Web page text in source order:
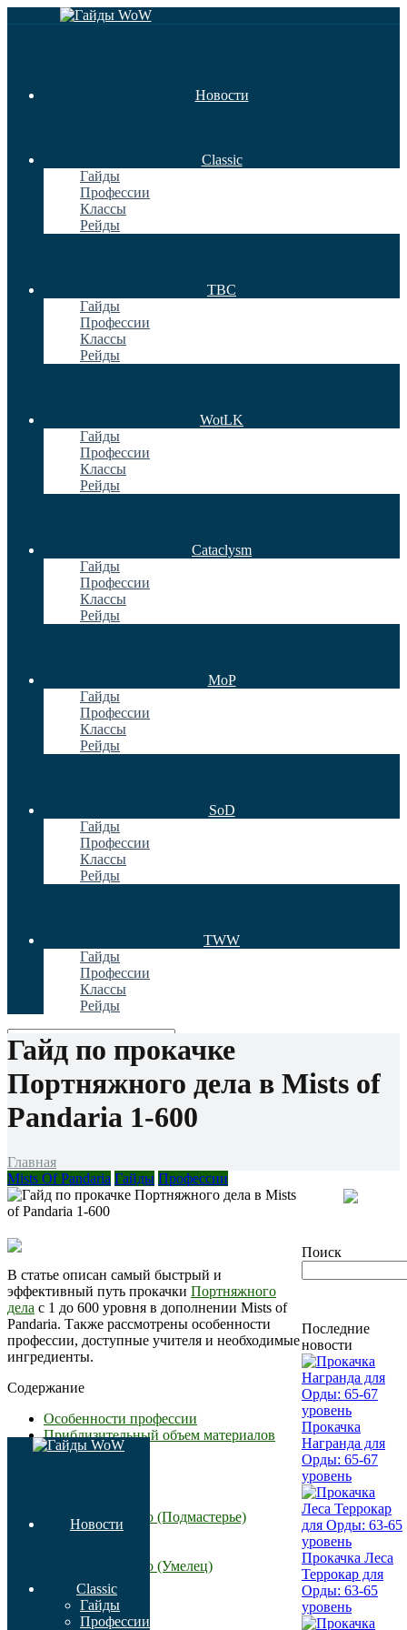
Новости
Classic
Гайды
Профессии
Классы
Рейды
TBC
Гайды
Профессии
Классы
Рейды
WotLK
Гайды
Профессии
Классы
Рейды
Cataclysm
Гайды
Профессии
Классы
Рейды
MoP
Гайды
Профессии
Классы
Рейды
SoD
Гайды
Профессии
Классы
Рейды
TWW
Гайды
Профессии
Классы
Рейды
Гайд по прокачке
Портняжного дела в Mists of
Pandaria 1-600
Главная
Mists Of Pandaria Гайды Профессии
В статье описан самый быстрый и
эффективный путь прокачки Портняжного
дела с 1 до 600 уровня в дополнении Mists of
Pandaria. Также рассмотрены особенности
профессии, доступные учителя и необходимые
ингредиенты.
Содержание
Особенности профессии
Приблизительный объем материалов
Тренеры
Портняжное дело (Подмастерье)
75-100
Портняжное дело (Умелец)
125-145
145-160
160-170
Поиск
Последние
новости
Прокачка
Награнда для
Орды: 65-67
уровень
Прокачка Леса
Террокар для
Орды: 63-65
уровень
Новости
Classic
Гайды
Профессии